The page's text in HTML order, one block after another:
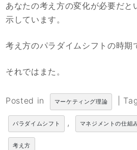
あなたの考え方の変化が必要だと
示しています。
考え方のパラダイムシフトの時期
それではまた。
Posted in マーケティング理論
パラダイムシフト , マネジメントの仕組
考え方